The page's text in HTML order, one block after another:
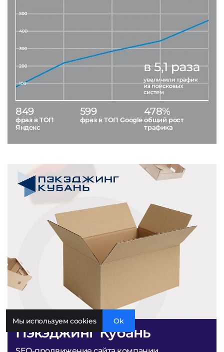
Пэкэджинг Кубань
849
фраз в ТОП
Яндекс
599
фраз в ТОП Google
478%
общий рост
трафика
Мы используем cookies Ok